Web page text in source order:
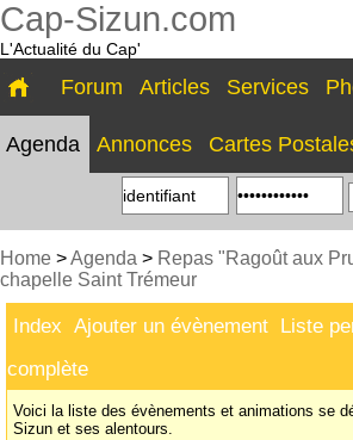
Cap-Sizun.com
L'Actualité du Cap'
Forum Articles Services
Agenda Annonces Cartes
Home >Agenda > Repas "Ragoût aux
chapelle Saint Trémeur
Index Ajouter un évènement Liste
complète
Voici la liste des évènements et animations se
Sizun et ses alentours.